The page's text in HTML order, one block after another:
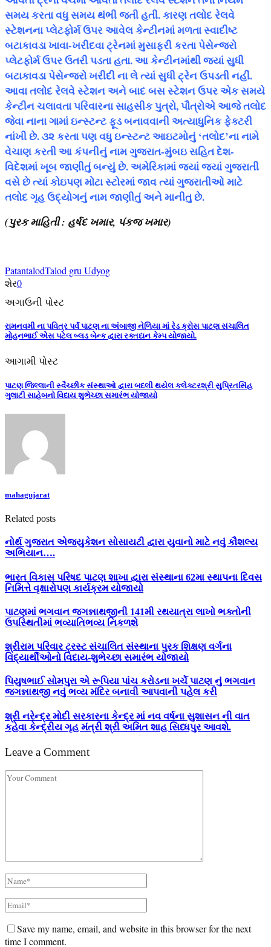
સમય કરતા વધુ સમય થંભી જતી હતી. કારણ તલોદ રેલવે
સ્ટેશનના પ્લેટફોર્મ ઉપર આવેલ કેન્ટીનમાં મળતા સ્વાદીષ્ટ
બટાકાવડા ખાવા-ખરીદવા ટ્રેનમાં મુસાફરી કરતા પેસેન્જરો
પ્લેટફોર્મ ઉપર ઉતરી પડતા હતા. આ કેન્ટીનમાંથી જ્યાં સુધી
બટાકાવડા પેસેન્જરો ખરીદી ના લે ત્યાં સુધી ટ્રેન ઉપડતી નહીં.
આવા તલોદ રેલવે સ્ટેશન અને બાદ બસ સ્ટેશન ઉપર એક સમયે
કેન્ટીન ચલાવતા પરિવારના સાહસીક પુત્રો, પૌત્રોએ આજે તલોદ
જેવા નાના ગામાં ઇન્સ્ટન્ટ ફૂડ બનાવવાની અત્યાધુનિક ફેક્ટરી
નાંખી છે. ૩૨ કરતા પણ વધુ ઇન્સ્ટન્ટ આઇટમોનું ‘તલોદ’ના નામે
વેચાણ કરતી આ કંપનીનું નામ ગુજરાત-મુંબઇ સહિત દેશ-
વિદેશમાં ખૂબ જાણીતું બન્યું છે. અમેરિકામાં જ્યાં જ્યાં ગુજરાતી
વસે છે ત્યાં કોઇપણ મોટા સ્ટોરમાં જાવ ત્યાં ગુજરાતીઓ માટે
તલોદ ગૃહ ઉદ્યોગનું નામ જાણીતું અને માનીતુ છે.
(પુરક માહિતી : હર્ષદ ખમાર, પંકજ ખમાર)
PatantalodTalod gru Udyog
શેર0
અગાઉની પોસ્ટ
રામનવમી ના પવિત્ર પર્વ પાટણ ના અંબાજી નેળિયા માં રેડ ક્રોસ પાટણ સંચાલિત
મોહનભાઈ એસ પટેલ બ્લડ બેન્ક દ્વારા રક્તદાન કેમ્પ યોજાયો.
આગામી પોસ્ટ
પાટણ જિલ્લાની સ્વૈચ્છીક સંસ્થાઓ દ્વારા બદલી થયેલ કલેક્ટરશ્રી સુપ્રિતસિંહ
ગુલાટી સાહેબનો વિદાય શુભેચ્છા સમારંભ યોજાયો
mahagujarat
Related posts
નોર્થ ગુજરાત એજ્યુકેશન સોસાયટી દ્વારા યુવાનો માટે નવું કૌશલ્ય
અભિયાન….
ભારત વિકાસ પરિષદ પાટણ શાખા દ્વારા સંસ્થાના 62મા સ્થાપના દિવસ
નિમિત્તે વૃક્ષારોપણ કાર્યક્રમ યોજાયો
પાટણમાં ભગવાન જગન્નાથજીની 141મી રથયાત્રા લાખો ભક્તોની
ઉપસ્થિતીમાં ભવ્યાતિભવ્ય નિકળશે
શ્રીરામ પરિવાર ટ્રસ્ટ સંચાલિત સંસ્થાના પુરક શિક્ષણ વર્ગના
વિદ્યાર્થીઓનો વિદાય-શુભેચ્છા સમારંભ યોજાયો
પિયુષભાઈ સોમપુરા એ રૂપિયા પાંચ કરોડના ખર્ચે પાટણ નું ભગવાન
જગન્નાથજી નવું ભવ્ય મંદિર બનાવી આપવાની પહેલ કરી
શ્રી નરેન્દ્ર મોદી સરકારના કેન્દ્ર માં નવ વર્ષના સુશાસન ની વાત
કહેવા કેન્દ્રીય ગૃહ મંત્રી શ્રી અમિત શાહ સિધ્ધપુર આવશે.
Leave a Comment
Save my name, email, and website in this browser for the next
time I comment.